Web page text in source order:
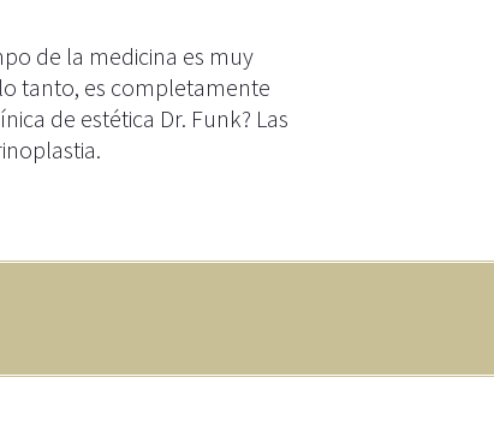
de la medicina es muy
tanto, es completamente
de estética Dr. Funk? Las